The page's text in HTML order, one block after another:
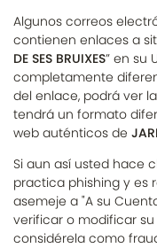
Algunos correos
contienen enlaces a
DE SES BRUIXES” en su
completamente
del enlace, podrá ver
tendrá un formato
web auténticos de
Si aun así usted hace
practica phishing y es
asemeje a "A su
verificar o modificar
considérela como